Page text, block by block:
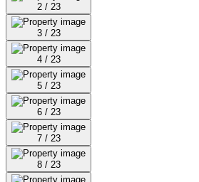
2 / 23
3 / 23
4 / 23
5 / 23
6 / 23
7 / 23
8 / 23